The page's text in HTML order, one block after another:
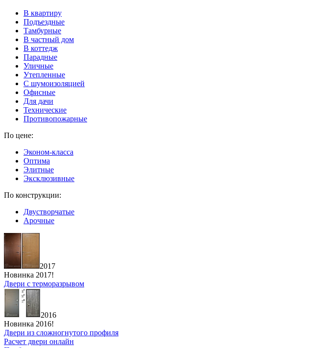
В квартиру
Подъездные
Тамбурные
В частный дом
В коттедж
Парадные
Уличные
Утепленные
C шумоизоляцией
Офисные
Для дачи
Технические
Противопожарные
По цене:
Эконом-класса
Оптима
Элитные
Эксклюзивные
По конструкции:
Двустворчатые
Арочные
2017
Новинка 2017!
Двери с терморазрывом
2016
Новинка 2016!
Двери из сложногнутого профиля
Расчет двери онлайн